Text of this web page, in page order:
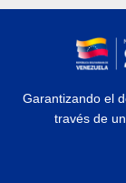
Garantizando el
través de